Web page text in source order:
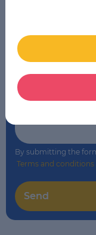
Comment
By submitting the
Terms and conditions
Send